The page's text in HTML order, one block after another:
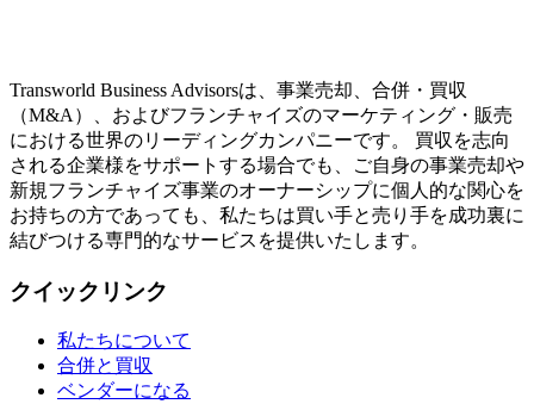
Transworld Business Advisorsは、事業売却、合併・買収
（M&A）、およびフランチャイズのマーケティング・販売
における世界のリーディングカンパニーです。 買収を志向
される企業様をサポートする場合でも、ご自身の事業売却や
新規フランチャイズ事業のオーナーシップに個人的な関心を
お持ちの方であっても、私たちは買い手と売り手を成功裏に
結びつける専門的なサービスを提供いたします。
クイックリンク
私たちについて
合併と買収
ベンダーになる